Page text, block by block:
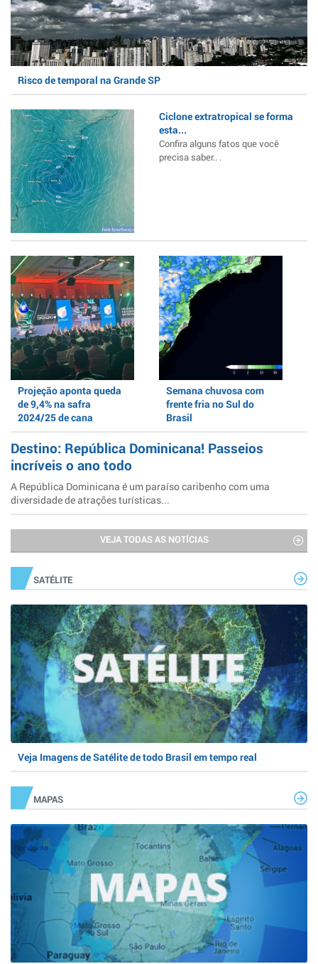
Risco de temporal na Grande SP
Ciclone extratropical se forma
esta...
Confira alguns fatos que você
precisa saber.. .
Projeção aponta queda
de 9,4% na safra
2024/25 de cana
Semana chuvosa com
frente fria no Sul do
Brasil
Destino: República Dominicana! Passeios
incríveis o ano todo
A República Dominicana é um paraíso caribenho com uma
diversidade de atrações turísticas...
VEJA TODAS AS NOTÍCIAS
SATÉLITE
Veja Imagens de Satélite de todo Brasil em tempo real
MAPAS